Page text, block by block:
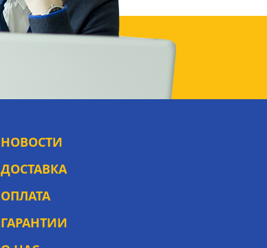
НОВОСТИ
ДОСТАВКА
ОПЛАТА
ГАРАНТИИ